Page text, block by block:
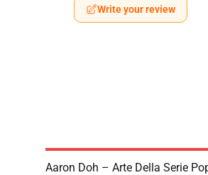
Write your review
Aaron Doh – Arte Della Serie